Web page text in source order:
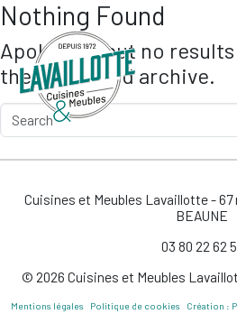
Skip to main content
Nothing Found
Apologies, but no
the requested archive.
Cuisines et Meubles Lavaillotte - 67
BEAUNE
03 80 22 62
© 2026 Cuisines et Meubles
Mentions légales Politique de cookies Création :